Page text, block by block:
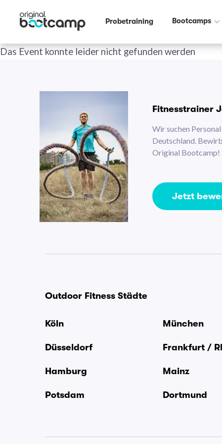
Probetraining Bootcamps
Das Event konnte leider nicht gefunden werden
Fitnesstrainer
Wir suchen
Deutschland.
Original Bootcamp!
Jetzt
Outdoor Fitness Städte
Köln München
Düsseldorf Frankfurt /
Hamburg Mainz
Potsdam Dortmund